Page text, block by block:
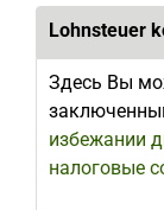
Lohnsteuer
Здесь Вы
избежании
налоговые